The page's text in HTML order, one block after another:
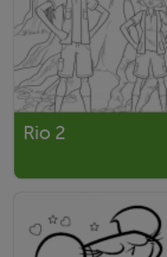
Rio 2